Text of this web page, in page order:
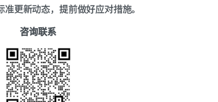
更新动态，提前做好应对措施。
咨询联系